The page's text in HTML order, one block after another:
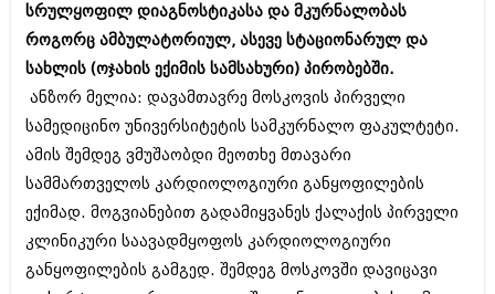
ჰოროსკოპი და შეუცნობელი
კრიმინალი
რომანი და დეტექტივი
სახალისო ამბები
შოუბიზნესი
დაიჯესტი
ქალი და მამაკაცი
სახალისო ამბები
შოუბიზნესი
დაიჯესტი
ქალი და მამაკაცი
ისტორია
სხვადასხვა
ანონსი
სრულყოფილ დიაგნოსტიკასა და მკურნალობას
როგორც ამბულატორიულ, ასევე სტაციონარულ და
სახლის (ოჯახის ექიმის სამსახური) პირობებში.
ანზორ მელია: დავამთავრე მოსკოვის პირველი
სამედიცინო უნივერსიტეტის სამკურნალო ფაკულტეტი.
ამის შემდეგ ვმუშაობდი მეოთხე მთავარი
სამმართველოს კარდიოლოგიური განყოფილების
ექიმად. მოგვიანებით გადამიყვანეს ქალაქის პირველი
კლინიკური საავადმყოფოს კარდიოლოგიური
განყოფილების გამგედ. შემდეგ მოსკოვში დავიცავი